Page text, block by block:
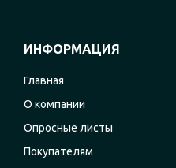
ИНФОРМАЦИЯ
Главная
О компании
Опросные листы
Покупателям